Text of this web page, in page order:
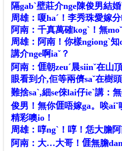
隔gabˋ壁莊介nge陳俊男結婚
周雄：嗄haˊ！李秀珠愛嫁分
阿南：千真萬確kogˋ！無
周雄：阿南！你樣ngiongˋ
講介nge啊iaˇ？
阿南：𠊎朝zeuˊ晨siinˇ在山
眼看到介,佢等兩儕saˇ在樹
難捨saˋ,細se倈lai仔ieˋ講：
俊男！無你𠊎唔嫁ga。唉
精彩噢io！
周雄：啍ngˋ！啍！恁大膽阿
阿南：大…大哥！𠊎無膽